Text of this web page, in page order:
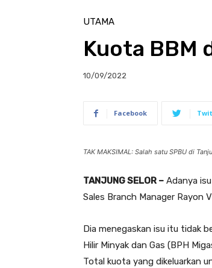
UTAMA
Kuota BBM
10/09/2022
Facebook
TAK MAKSIMAL: Salah satu SPBU di
TANJUNG SELOR – Adanya
Sales Branch Manager Rayon
Dia menegaskan isu itu tidak
Hilir Minyak dan Gas (BPH
Total kuota yang dikeluarkan